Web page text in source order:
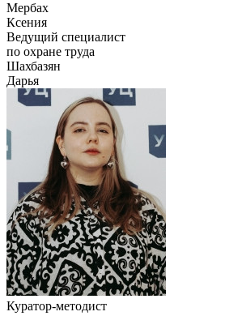
Мербах
Ксения
Ведущий специалист
по охране труда
Шахбазян
Дарья
Куратор-методист